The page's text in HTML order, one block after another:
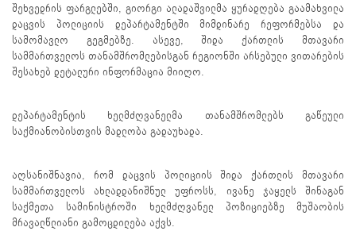
შეხვედრის ფარგლებში, გიორგი ალადაშვილმა ყურადღება გაამახვილა
დაცვის პოლიციის დეპარტამენტში მიმდინარე რეფორმებსა და
სამომავლო გეგმებზე. ასევე, შიდა ქართლის მთავარი
სამმართველოს თანამშრომლებისგან რეგიონში არსებული ვითარების
შესახებ დეტალური ინფორმაცია მიიღო.
დეპარტამენტის ხელმძღვანელმა თანამშრომლებს გაწეული
საქმიანობისთვის მადლობა გადაუხადა.
აღსანიშნავია, რომ დაცვის პოლიციის შიდა ქართლის მთავარი
სამმართველოს ახლადდანიშნულ უფროსს, ივანე ჯაყელს შინაგან
საქმეთა სამინისტროში ხელმძღვანელ პოზიციებზე მუშაობის
მრავალწლიანი გამოცდილება აქვს.